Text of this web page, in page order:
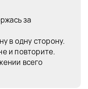
за
в одну сторону.
и повторите.
всего